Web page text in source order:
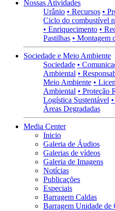
Nossas Atividades
Urânio • Recursos •
Ciclo do combustível
• Enriquecimento •
Pastilhas • Montagem
Sociedade e Meio Ambiente
Sociedade •
Ambiental •
Meio Ambiente •
Ambiental • Proteção
Logística Sustentável
Áreas Degradadas
Media Center
Inicio
Galeria de Áudios
Galerias de vídeos
Galeria de Imagens
Notícias
Publicações
Especiais
Barragem Caldas
Barragem Unidade de